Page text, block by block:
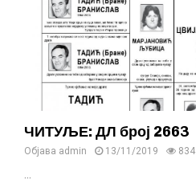
ЧИТУЉЕ: ДЛ број 2663
Објава admin 13/11/2019 834
...